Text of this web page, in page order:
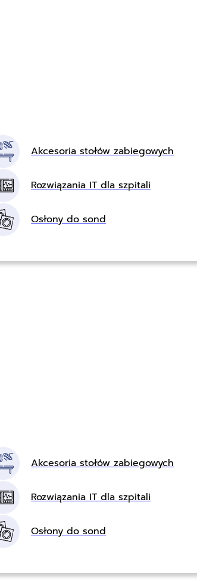
Akcesoria stołów zabiegowych
Rozwiązania IT dla szpitali
Osłony do sond
Akcesoria stołów zabiegowych
Rozwiązania IT dla szpitali
Osłony do sond